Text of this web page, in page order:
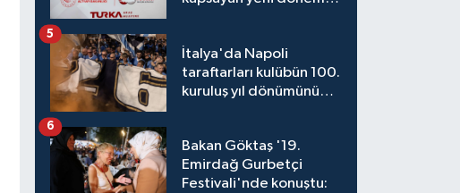
İtalya'da Napoli
taraftarları kulübün 100.
kuruluş yıl dönümünü
5
Bakan Göktaş '19.
Emirdağ Gurbetçi
Festivali'nde konuştu:
6